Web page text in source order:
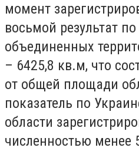
момент
восьмой результат
объединенных
– 6425,8 кв.м, что
от общей площади
показатель по
области
численностью менее